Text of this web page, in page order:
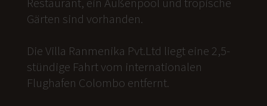
Gärten sind vorhanden.
Die Villa Ranmenika Pvt.Ltd liegt eine 2,5-
stündige Fahrt vom internationalen
Flughafen Colombo entfernt.